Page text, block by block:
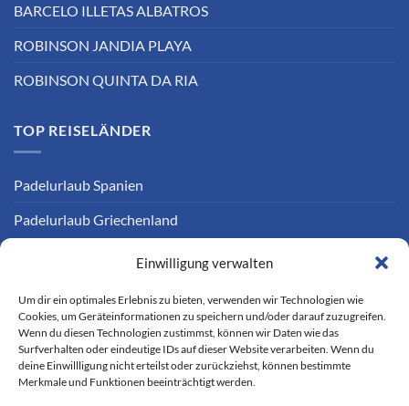
Einwilligung verwalten
Um dir ein optimales Erlebnis zu bieten, verwenden wir Technologien wie
Cookies, um Geräteinformationen zu speichern und/oder darauf zuzugreifen.
Wenn du diesen Technologien zustimmst, können wir Daten wie das
Surfverhalten oder eindeutige IDs auf dieser Website verarbeiten. Wenn du
deine Einwillligung nicht erteilst oder zurückziehst, können bestimmte
Merkmale und Funktionen beeinträchtigt werden.
BARCELO ILLETAS ALBATROS
ROBINSON JANDIA PLAYA
ROBINSON QUINTA DA RIA
TOP REISELÄNDER
Padelurlaub Spanien
Padelurlaub Griechenland
INFORMATIONEN
Padel Ratgeber
Kontakt